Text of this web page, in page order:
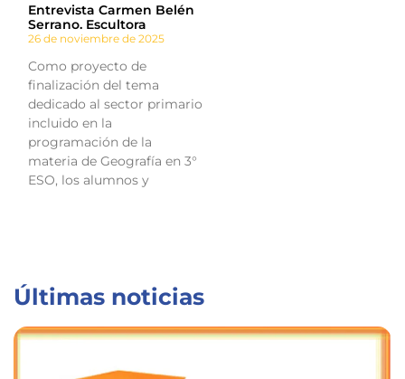
Entrevista Carmen Belén
Serrano. Escultora
26 de noviembre de 2025
Como proyecto de
finalización del tema
dedicado al sector primario
incluido en la
programación de la
materia de Geografía en 3°
ESO, los alumnos y
Últimas noticias